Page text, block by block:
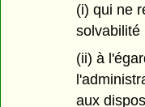
(i) qui ne
solvabilité
(ii) à
aux